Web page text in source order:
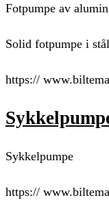
Fotpumpe av
Solid fotpumpe i
https://
Sykkelpumpe
https://